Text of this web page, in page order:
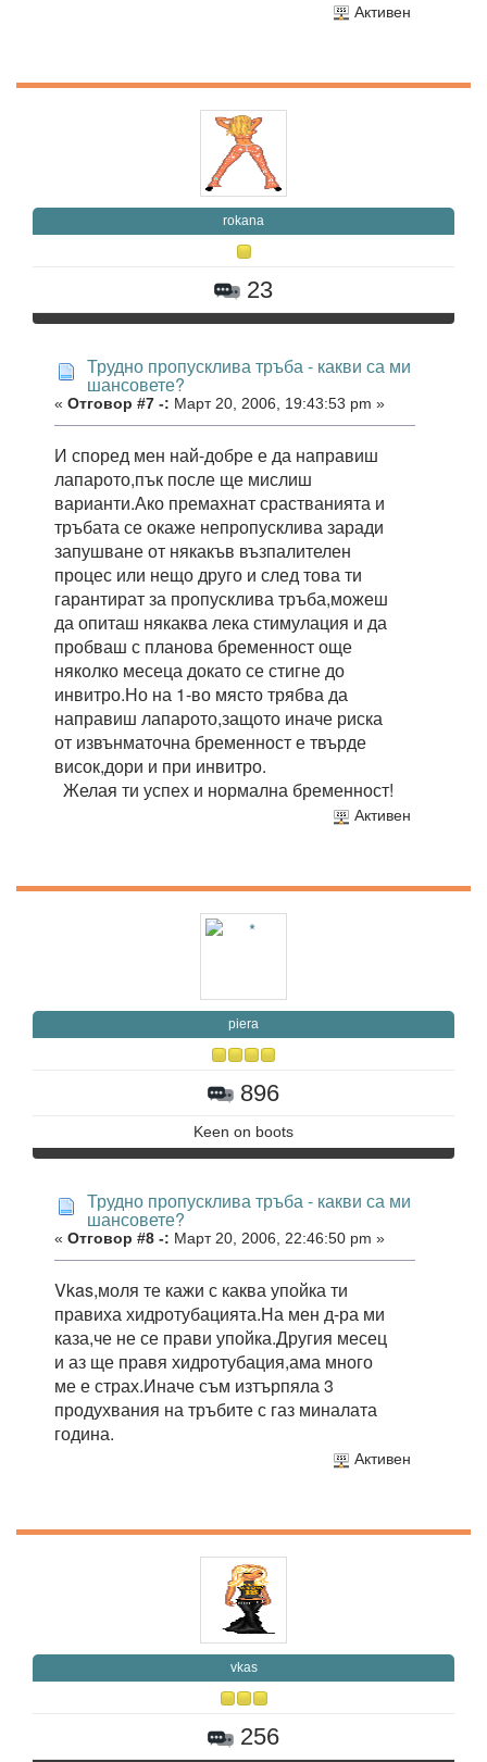
Активен
rokana
23
Трудно пропусклива тръба - какви са ми
шансовете?
« Отговор #7 -: Март 20, 2006, 19:43:53 pm »
И според мен най-добре е да направиш
лапарото,пък после ще мислиш
варианти.Ако премахнат срастванията и
тръбата се окаже непропусклива заради
запушване от някакъв възпалителен
процес или нещо друго и след това ти
гарантират за пропусклива тръба,можеш
да опиташ някаква лека стимулация и да
пробваш с планова бременност още
няколко месеца докато се стигне до
инвитро.Но на 1-во място трябва да
направиш лапарото,защото иначе риска
от извънматочна бременност е твърде
висок,дори и при инвитро.
Желая ти успех и нормална бременност!
Активен
piera
896
Keen on boots
Трудно пропусклива тръба - какви са ми
шансовете?
« Отговор #8 -: Март 20, 2006, 22:46:50 pm »
Vkas,моля те кажи с каква упойка ти
правиха хидротубацията.На мен д-ра ми
каза,че не се прави упойка.Другия месец
и аз ще правя хидротубация,ама много
ме е страх.Иначе съм изтърпяла 3
продухвания на тръбите с газ миналата
година.
Активен
vkas
256